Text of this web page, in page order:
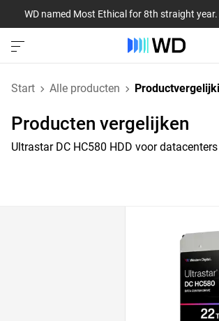
WD named Most Ethical for 8th straight year.
Start Alle producten
Producten vergelijken
Ultrastar DC HC580 HDD voor datacenters